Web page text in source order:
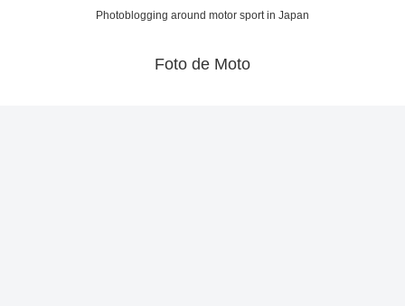
Photoblogging around motor sport in Japan
Foto de Moto